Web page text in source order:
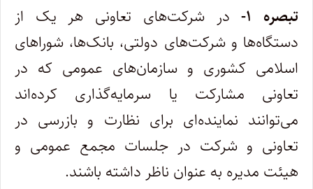
تبصره ۱-
در شرکت‌های تعاونی هر یک از
دستگاه‌ها و شرکت‌های دولتی، بانک‌ها، شوراهای
اسلامی کشوری و سازمان‌های عمومی که در
تعاونی مشارکت یا سرمایه‌گذاری کرده‌اند
می‌توانند نماینده‌ای برای نظارت و بازرسی در
تعاونی و شرکت در جلسات مجمع عمومی و
هیئت مدیره به عنوان ناظر داشته باشند.